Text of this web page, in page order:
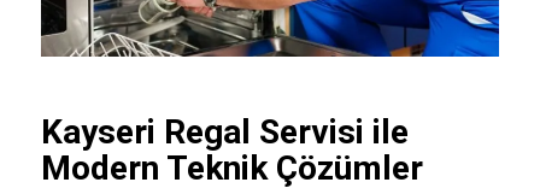
Kayseri Regal Servisi ile
Modern Teknik Çözümler